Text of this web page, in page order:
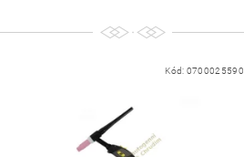
Kód: 0700025590